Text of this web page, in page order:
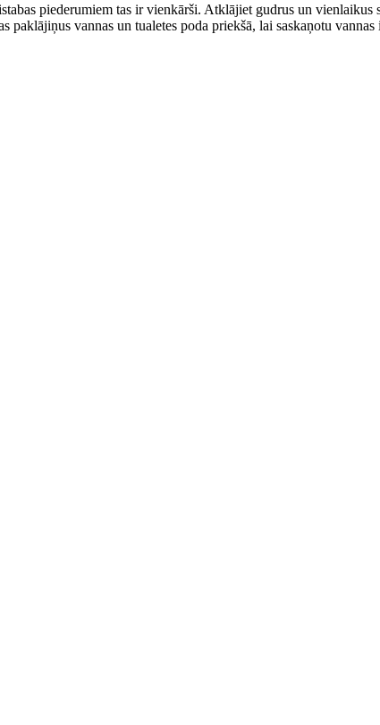
piederumiem tas ir vienkārši. Atklājiet gudrus un
vannas un tualetes poda priekšā, lai saskaņotu vannas